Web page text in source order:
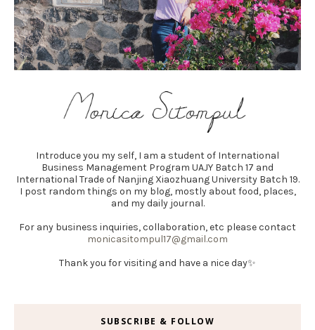
Introduce you my self, I am a student of International
Business Management Program UAJY Batch 17 and
International Trade of Nanjing Xiaozhuang University Batch 19.
I post random things on my blog, mostly about food, places,
and my daily journal.
For any business inquiries, collaboration, etc please contact
monicasitompul17@gmail.com
Thank you for visiting and have a nice day✨
SUBSCRIBE & FOLLOW